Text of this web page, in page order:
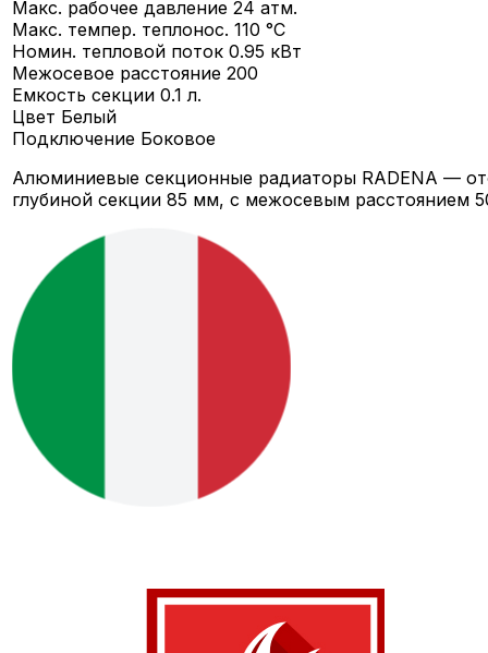
Макс. рабочее давление24 атм.
Макс. темпер. теплонос.110 °C
Номин. тепловой поток0.95 кВт
Межосевое расстояние200
Емкость секции0.1 л.
Цвет Белый
Подключение Боковое
Алюминиевые секционные радиаторы RADENA —
глубиной секции 85 мм, c межосевым расстоянием